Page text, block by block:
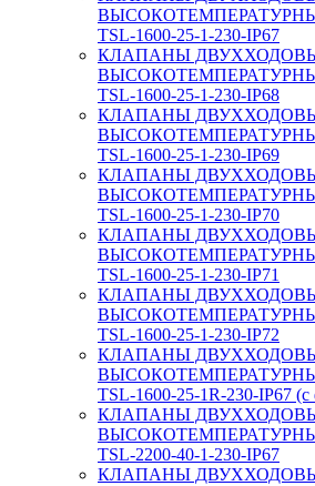
ВЫСОКОТЕМПЕРАТУРНЫЕ
TSL-1600-25-1-230-IP67
КЛАПАНЫ
ВЫСОКОТЕМПЕРАТУРНЫЕ
TSL-1600-25-1-230-IP68
КЛАПАНЫ
ВЫСОКОТЕМПЕРАТУРНЫЕ
TSL-1600-25-1-230-IP69
КЛАПАНЫ
ВЫСОКОТЕМПЕРАТУРНЫЕ
TSL-1600-25-1-230-IP70
КЛАПАНЫ
ВЫСОКОТЕМПЕРАТУРНЫЕ
TSL-1600-25-1-230-IP71
КЛАПАНЫ
ВЫСОКОТЕМПЕРАТУРНЫЕ
TSL-1600-25-1-230-IP72
КЛАПАНЫ
ВЫСОКОТЕМПЕРАТУРНЫЕ
TSL-1600-25-1R-230-IP67 (с
КЛАПАНЫ
ВЫСОКОТЕМПЕРАТУРНЫЕ
TSL-2200-40-1-230-IP67
КЛАПАНЫ